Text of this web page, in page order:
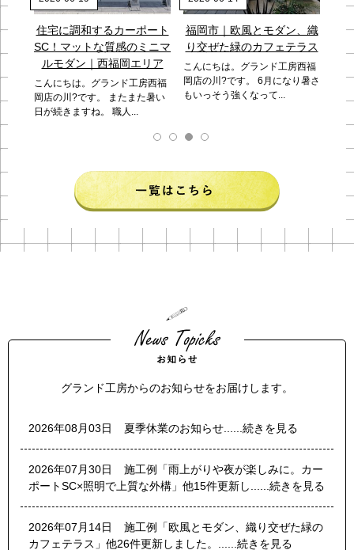
に調和するカーポート
マットな質感のミニマ
モダン｜西福岡エリア
にちは。グランド工房西福
の川?です。 またまた暑い
続きますね。 職人...
福岡市｜欧風とモダン、織
り交ぜた緑のカフェテラス
こんにちは。グランド工房西福
岡店の川?です。 6月になり暑さ
もいっそう強くなって...
+Gで作る
こんにちは。グ
岡店の落合です
気温、日照と外
グランド工房からのお知らせをお届けします。
2026年08月03日 夏季休業のお知らせ......続きを見る
2026年07月30日
施工例「雨上がりや夜が楽しみに。カー
ポートSC×照明で上質な外構」他15件更新し......続きを見る
2026年07月14日
施工例「欧風とモダン、織り交ぜた緑の
カフェテラス」他26件更新しました。......続きを見る